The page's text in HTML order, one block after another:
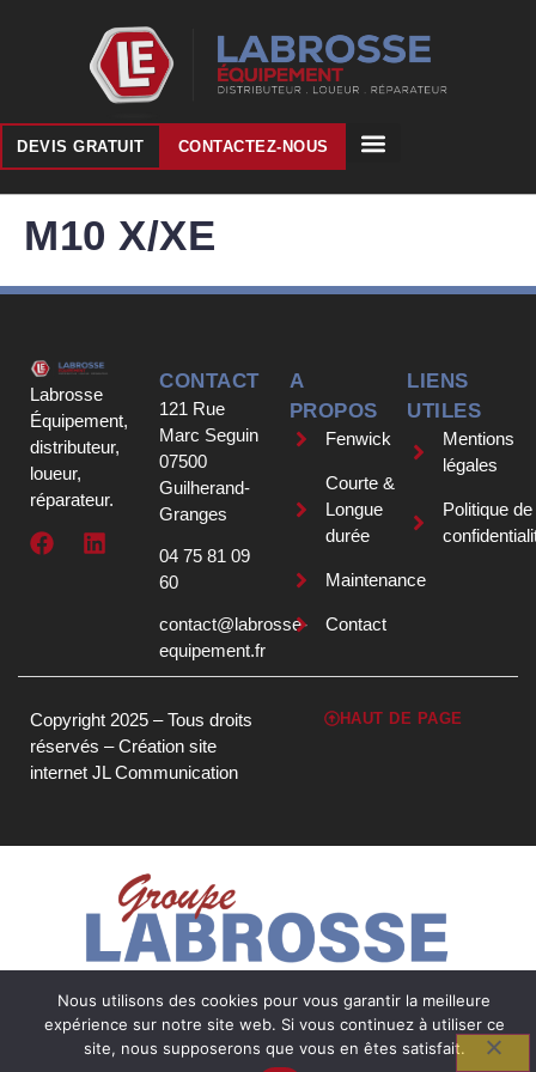
DEVIS GRATUIT CONTACTEZ-NOUS
M10 X/XE
Labrosse
Équipement,
distributeur,
loueur,
réparateur.
CONTACT
121 Rue
Marc Seguin
07500
Guilherand-
Granges
04 75 81 09
60
contact@labrosse-
equipement.fr
A
PROPOS
Fenwick
Courte &
Longue
durée
Maintenance
Contact
LIENS
UTILES
Mentions
légales
Politique de
Copyright 2025 – Tous droits
réservés –Création site
internet JL Communication
HAUT DE PAGE
Nous utilisons des cookies pour vous garantir la meilleure
expérience sur notre site web. Si vous continuez à utiliser ce
site, nous supposerons que vous en êtes satisfait.